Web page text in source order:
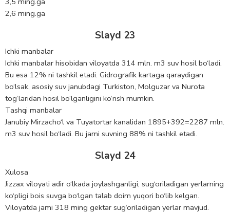
2,6 ming.ga
Slayd 23
Ichki manbalar
Ichki manbalar hisobidan viloyatda 314 mln. m3 suv hosil bo‘ladi.
Bu esa 12% ni tashkil etadi. Gidrografik kartaga qaraydigan
bo‘lsak, asosiy suv janubdagi Turkiston, Molguzar va Nurota
tog‘laridan hosil bo‘lganligini ko‘rish mumkin.
Tashqi manbalar
Janubiy Mirzacho‘l va Tuyatortar kanalidan 1895+392=2287 mln.
m3 suv hosil bo‘ladi. Bu jami suvning 88% ni tashkil etadi.
Slayd 24
Xulosa
Jizzax viloyati adir o‘lkada joylashganligi, sug‘oriladigan yerlarning
ko‘pligi bois suvga bo‘lgan talab doim yuqori bo‘lib kelgan.
Viloyatda jami 318 ming gektar sug‘oriladigan yerlar mavjud.